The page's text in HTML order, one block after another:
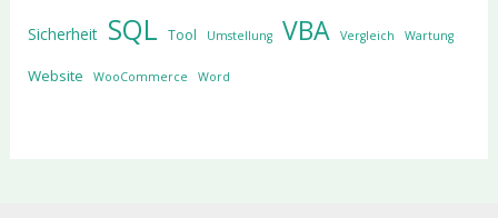
Sicherheit SQL Tool Umstellung VBA Vergleich Wartung
Website WooCommerce Word